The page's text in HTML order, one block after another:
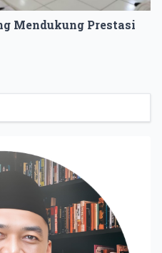
Mendukung Prestasi